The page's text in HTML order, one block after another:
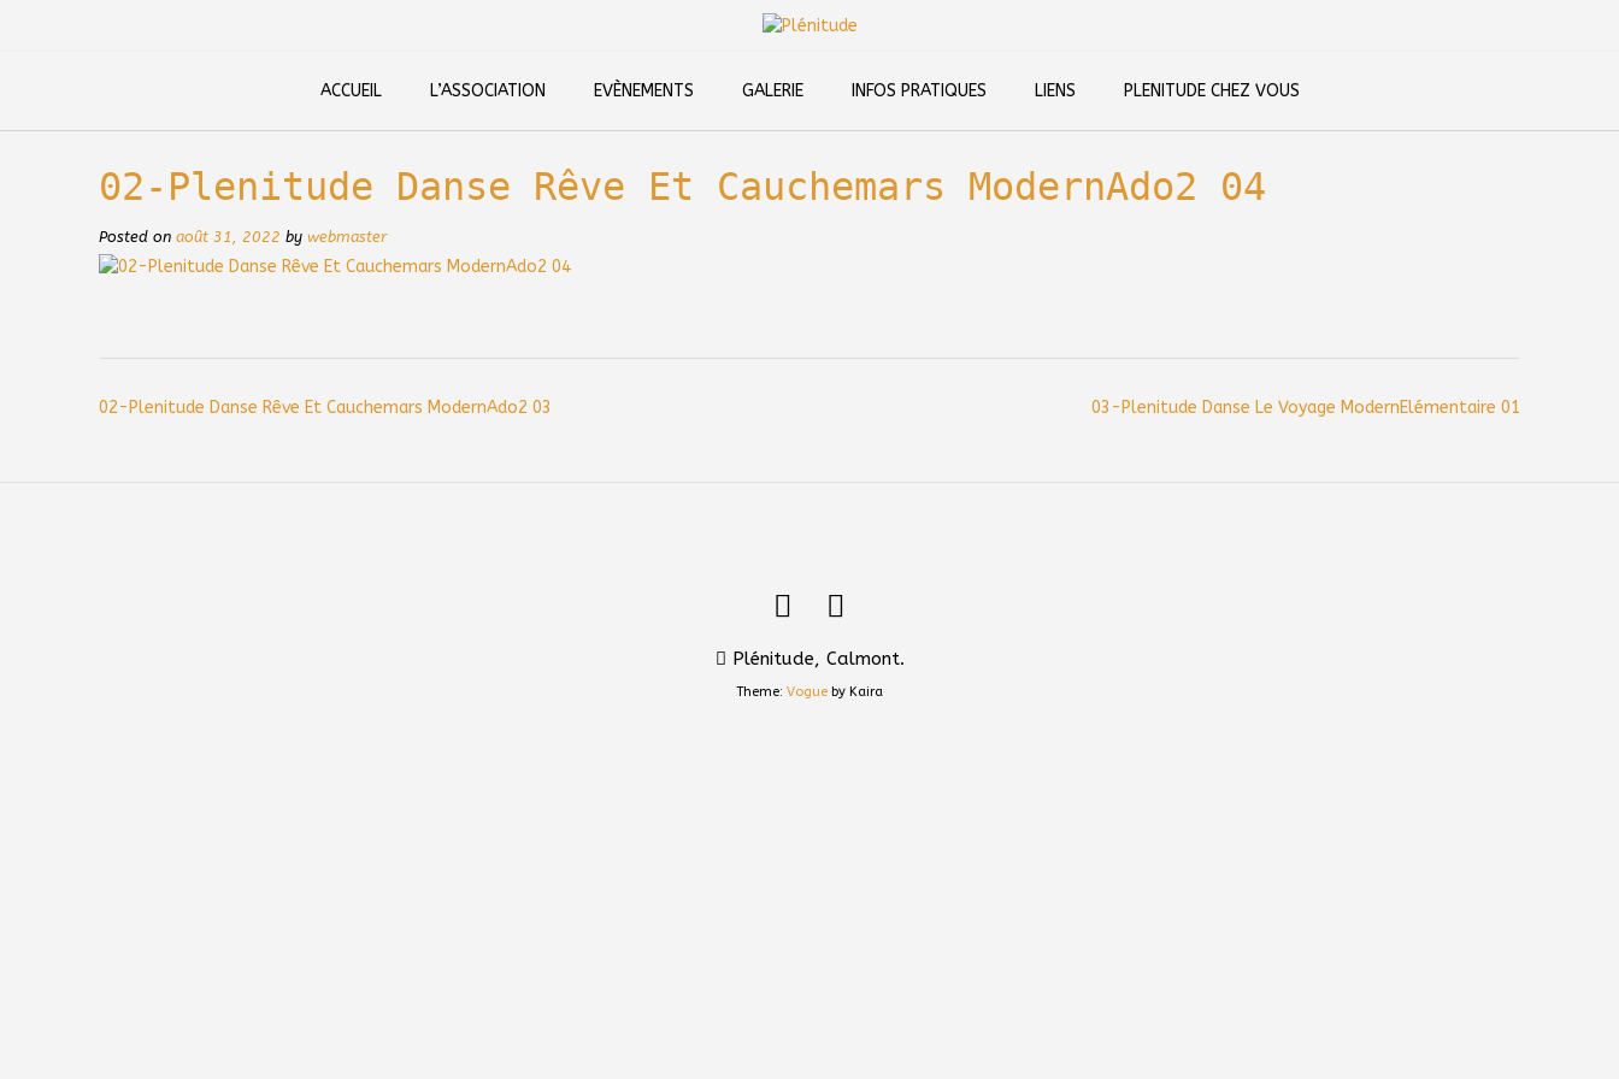
ACCUEIL
L’ASSOCIATION EVÈNEMENTS GALERIE INFOS PRATIQUES LIENS PLENITUDE CHEZ VOUS
02-Plenitude Danse Rêve Et Cauchemars ModernAdo2 04
Posted on août 31, 2022 by webmaster
Post
02-Plenitude Danse Rêve Et Cauchemars ModernAdo2 03 03-Plenitude Danse Le Voyage ModernElémentaire 01
Plénitude, Calmont.
Theme: Vogue by Kaira